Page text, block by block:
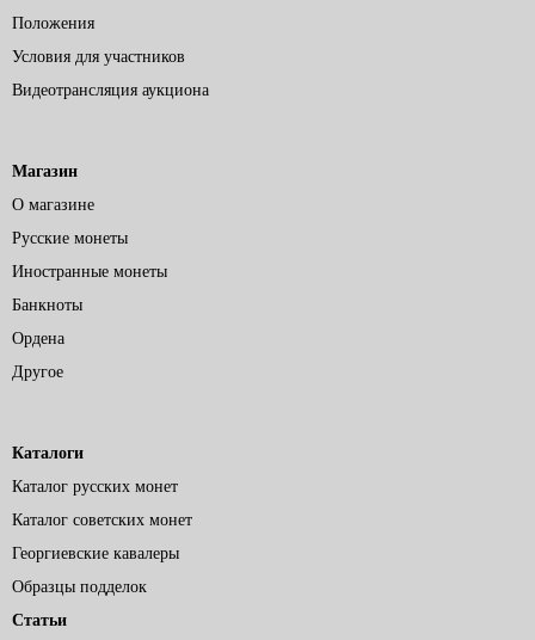
Положения
Условия для участников
Видеотрансляция аукциона
Магазин
О магазине
Русские монеты
Иностранные монеты
Банкноты
Ордена
Другое
Каталоги
Каталог русских монет
Каталог советских монет
Георгиевские кавалеры
Образцы подделок
Статьи